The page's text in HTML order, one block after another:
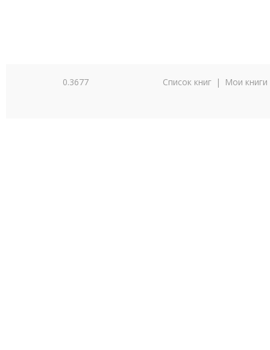
0.3677 Список книг | Мои книги